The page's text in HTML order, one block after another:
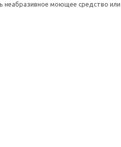
неабразивное моющее средство